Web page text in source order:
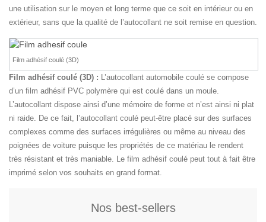
une utilisation sur le moyen et long terme que ce soit en intérieur ou en
extérieur, sans que la qualité de l’autocollant ne soit remise en question.
Film adhésif coulé (3D)
Film adhésif coulé (3D) : L’autocollant automobile coulé se compose
d’un film adhésif PVC polymère qui est coulé dans un moule.
L’autocollant dispose ainsi d’une mémoire de forme et n’est ainsi ni plat
ni raide. De ce fait, l’autocollant coulé peut-être placé sur des surfaces
complexes comme des surfaces irrégulières ou même au niveau des
poignées de voiture puisque les propriétés de ce matériau le rendent
très résistant et très maniable. Le film adhésif coulé peut tout à fait être
imprimé selon vos souhaits en grand format.
Nos best-sellers